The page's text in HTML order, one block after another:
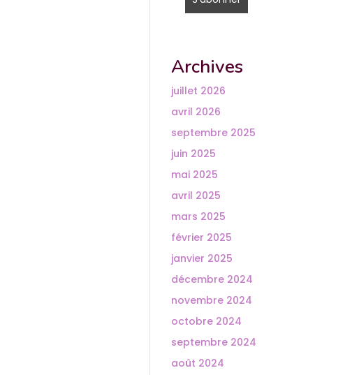
Archives
juillet 2026
avril 2026
septembre 2025
juin 2025
mai 2025
avril 2025
mars 2025
février 2025
janvier 2025
décembre 2024
novembre 2024
octobre 2024
septembre 2024
août 2024